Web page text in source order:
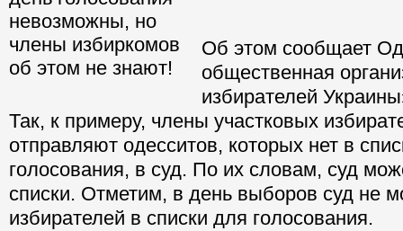
Об этом сообщает
общественная
избирателей
Так, к примеру, члены участковых
отправляют одесситов, которых нет в
голосования, в суд. По их словам, суд
списки. Отметим, в день выборов суд не
избирателей в списки для голосования.